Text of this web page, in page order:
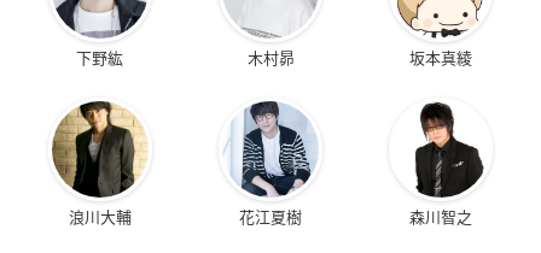
下野紘 木村昴 坂本真綾
浪川大輔 花江夏樹 森川智之